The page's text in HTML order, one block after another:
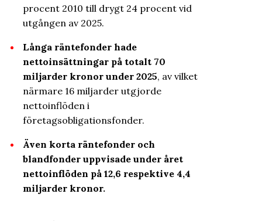
procent 2010 till drygt 24 procent vid
utgången av 2025.
Långa räntefonder hade
nettoinsättningar på totalt 70
miljarder kronor under 2025, av vilket
närmare 16 miljarder utgjorde
nettoinflöden i
företagsobligationsfonder.
Även korta räntefonder och
blandfonder uppvisade under året
nettoinflöden på 12,6 respektive 4,4
miljarder kronor.